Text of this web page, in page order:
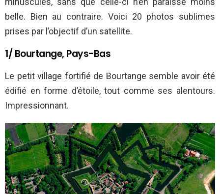
belle. Bien au contraire. Voici 20 photos sublimes
prises par l’objectif d’un satellite.
1/ Bourtange, Pays-Bas
Le petit village fortifié de Bourtange semble avoir été
édifié en forme d’étoile, tout comme ses alentours.
Impressionnant.